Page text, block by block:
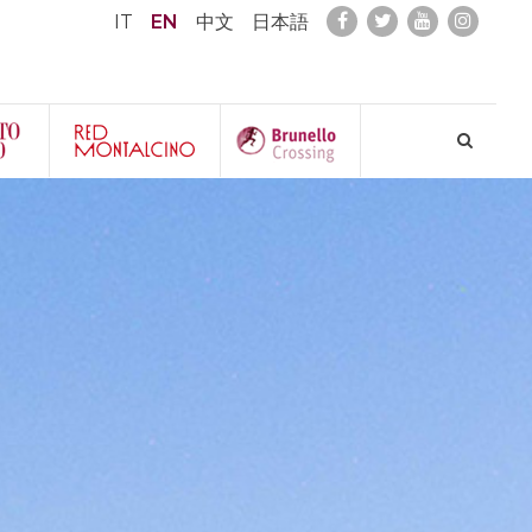
IT EN 中文 日本語